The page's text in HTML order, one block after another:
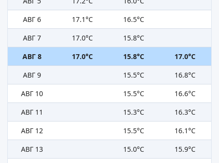
АВГ 6
17.1°C
16.5°C
АВГ 7
17.0°C
15.8°C
АВГ 8
17.0°C 15.8°C
17.0°C
АВГ 9
15.5°C
16.8°C
АВГ 10
15.5°C
16.6°C
АВГ 11
15.3°C
16.3°C
АВГ 12
15.5°C
16.1°C
АВГ 13
15.0°C
15.9°C